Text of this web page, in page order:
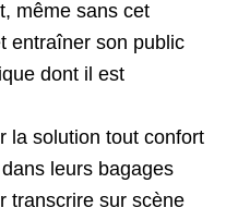
même sans cet
entraîner son public
dont il est
la solution tout confort
leurs bagages
transcrire sur scène